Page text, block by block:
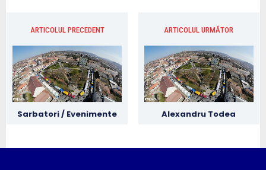
ARTICOLUL PRECEDENT
Sarbatori / Evenimente
ARTICOLUL URMĂTOR
Alexandru Todea